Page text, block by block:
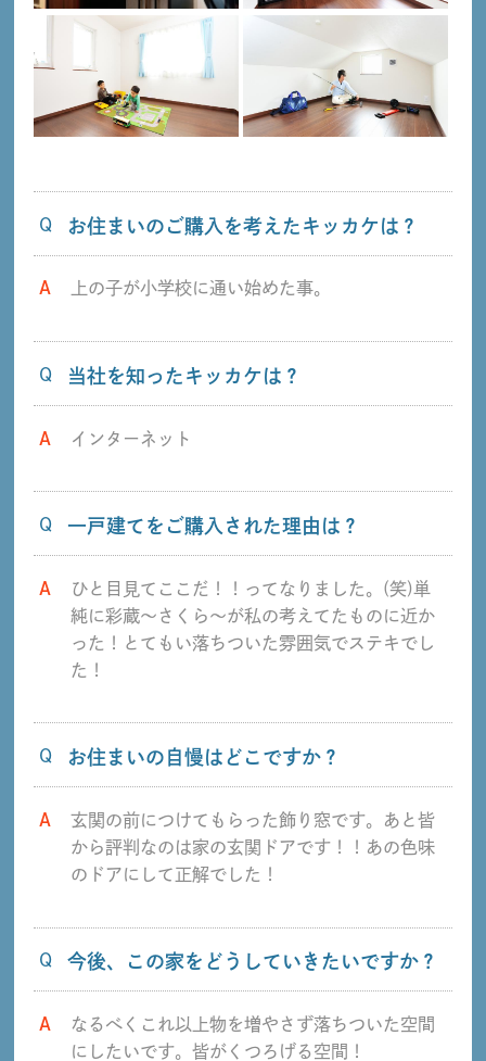
Q お住まいのご購入を考えたキッカケは？
A 上の子が小学校に通い始めた事。
Q 当社を知ったキッカケは？
A インターネット
Q 一戸建てをご購入された理由は？
A
ひと目見てここだ！！ってなりました。(笑)単
純に彩蔵～さくら～が私の考えてたものに近か
った！とてもい落ちついた雰囲気でステキでし
た！
Q お住まいの自慢はどこですか？
A
玄関の前につけてもらった飾り窓です。あと皆
から評判なのは家の玄関ドアです！！あの色味
のドアにして正解でした！
Q 今後、この家をどうしていきたいですか？
A
なるべくこれ以上物を増やさず落ちついた空間
にしたいです。皆がくつろげる空間！